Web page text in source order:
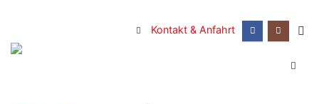
Kontakt & Anfahrt